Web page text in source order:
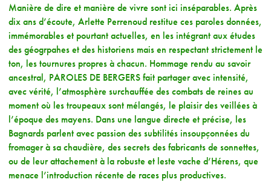
Manière de dire et manière de vivre sont ici inséparables. Après
dix ans d’écoute, Arlette Perrenoud restitue ces paroles données,
immémorables et pourtant actuelles, en les intégrant aux études
des géogrpahes et des historiens mais en respectant strictement le
ton, les tournures propres à chacun. Hommage rendu au savoir
ancestral, PAROLES DE BERGERS fait partager avec intensité,
avec vérité, l’atmosphère surchauffée des combats de reines au
moment où les troupeaux sont mélangés, le plaisir des veillées à
l’époque des mayens. Dans une langue directe et précise, les
Bagnards parlent avec passion des subtilités insoupçonnées du
fromager à sa chaudière, des secrets des fabricants de sonnettes,
ou de leur attachement à la robuste et leste vache d’Hérens, que
menace l’introduction récente de races plus productives.